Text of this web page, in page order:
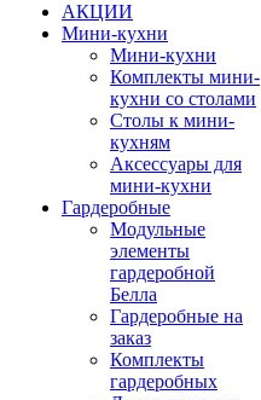
АКЦИИ
Мини-кухни
Мини-кухни
Комплекты мини-
кухни со столами
Столы к мини-
кухням
Аксессуары для
мини-кухни
Гардеробные
Модульные
элементы
гардеробной
Белла
Гардеробные на
заказ
Комплекты
гардеробных